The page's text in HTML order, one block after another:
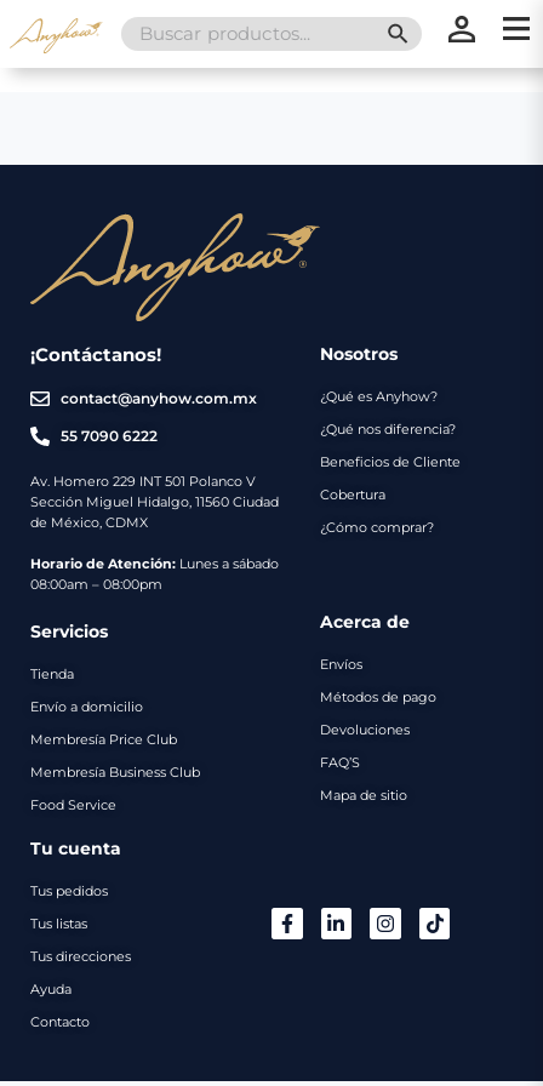
Search
for:
SEARCH
¡Contáctanos!
contact@anyhow.com.mx
55 7090 6222
Av. Homero 229 INT 501 Polanco V
Sección Miguel Hidalgo, 11560 Ciudad
de México, CDMX
Horario de Atención: Lunes a sábado
08:00am – 08:00pm
Nosotros
¿Qué es Anyhow?
¿Qué nos diferencia?
Beneficios de Cliente
Cobertura
¿Cómo comprar?
Servicios
Tienda
Envío a domicilio
Membresía Price Club
Membresía Business Club
Food Service
Acerca de
Envíos
Métodos de pago
Devoluciones
FAQ’S
Mapa de sitio
Tu cuenta
Tus pedidos
Tus listas
Tus direcciones
Ayuda
Contacto
Nosotros
Servicios
Envíos
Métodos
de
Catálogo
Regalos
Contacto